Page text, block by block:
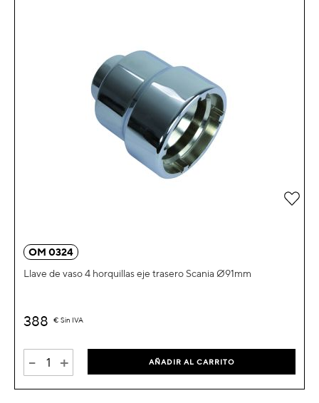
OM 0324
Llave de vaso 4 horquillas eje trasero Scania Ø91mm
388 € Sin IVA
- + AÑADIR AL CARRITO